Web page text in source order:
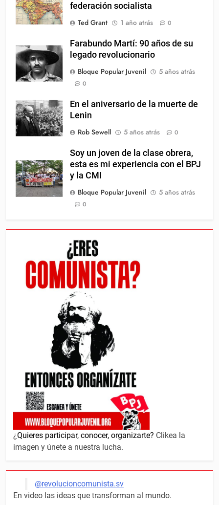
federación socialista
Ted Grant
1 año atrás 0
Farabundo Martí: 90 años de su
legado revolucionario
Bloque Popular Juvenil
5 años atrás
0
En el aniversario de la muerte de
Lenin
Rob Sewell
5 años atrás 0
Soy un joven de la clase obrera,
esta es mi experiencia con el BPJ
y la CMI
Bloque Popular Juvenil
5 años atrás
0
¿Quieres participar, conocer, organizarte? Clikea la
imagen y únete a nuestra lucha.
@revolucioncomunista.sv
En video las ideas que transforman al mundo.